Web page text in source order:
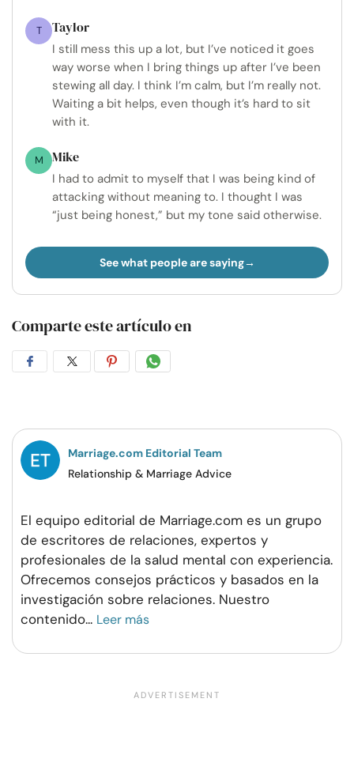
T Taylor
I still mess this up a lot, but I’ve noticed it goes
way worse when I bring things up after I’ve been
stewing all day. I think I’m calm, but I’m really not.
Waiting a bit helps, even though it’s hard to sit
with it.
M Mike
I had to admit to myself that I was being kind of
attacking without meaning to. I thought I was
“just being honest,” but my tone said otherwise.
See what people are saying
Comparte este artículo en
CompartirCompartirCompartirCompartir
Marriage.com Editorial Team
Relationship & Marriage Advice
El equipo editorial de Marriage.com es un grupo
de escritores de relaciones, expertos y
profesionales de la salud mental con experiencia.
Ofrecemos consejos prácticos y basados en la
investigación sobre relaciones. Nuestro
contenido... Leer más